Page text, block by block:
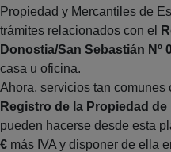
Propiedad y Mercantiles de
trámites relacionados con el
Donostia/San Sebastián Nº
casa u oficina.
Ahora, servicios tan comunes
Registro de la Propiedad
pueden hacerse desde esta
€ más IVA y disponer de ella